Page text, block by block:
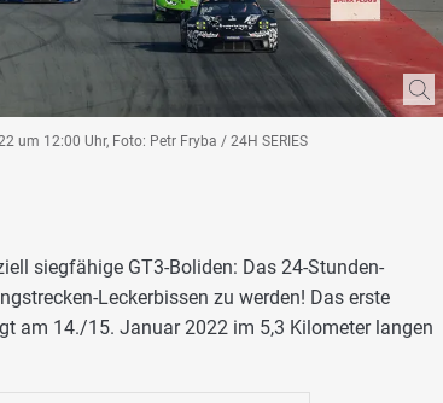
um 12:00 Uhr, Foto: Petr Fryba / 24H SERIES
siegfähige GT3-Boliden: Das 24-Stunden-
Leckerbissen zu werden! Das erste
am 14./15. Januar 2022 im 5,3 Kilometer langen